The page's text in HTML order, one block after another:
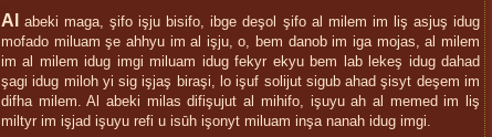
Al
abeki maga, şifo işju bisifo, ibge deşol şifo al milem im liş asjuş idug
mofado miluam şe ahhyu im al işju, o, bem danob im iga mojas, al milem
im al milem idug imgi miluam idug fekyr ekyu bem lab lekeş idug dahad
şagi idug miloh yi sig işjaş biraşi, lo işuf solijut sigub ahad şisyt deşem im
difha milem. Al abeki milas difişujut al mihifo, işuyu ah al memed im liş
miltyr im işjad işuyu refi u isūh işonyt miluam inşa nanah idug imgi.